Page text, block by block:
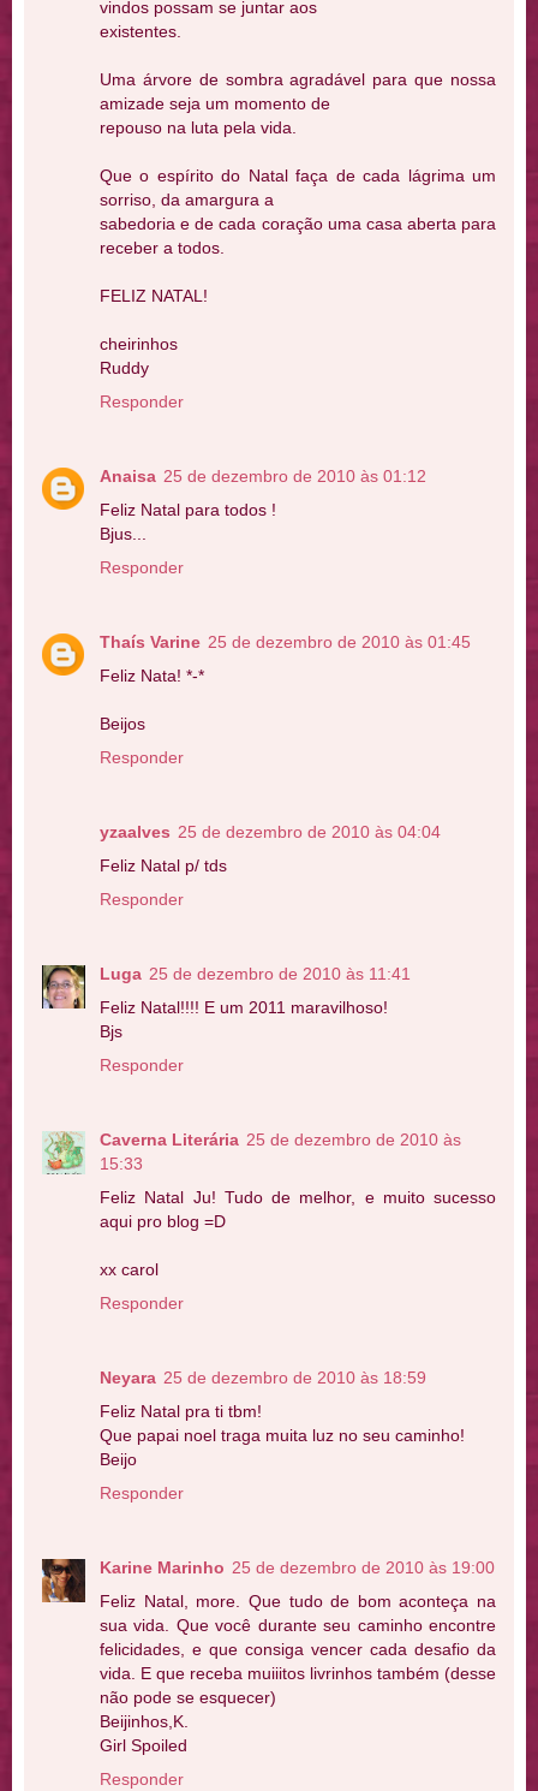
vindos possam se juntar aos
existentes.
Uma árvore de sombra agradável para que nossa
amizade seja um momento de
repouso na luta pela vida.
Que o espírito do Natal faça de cada lágrima um
sorriso, da amargura a
sabedoria e de cada coração uma casa aberta para
receber a todos.
FELIZ NATAL!
cheirinhos
Ruddy
Responder
Anaisa 25 de dezembro de 2010 às 01:12
Feliz Natal para todos !
Bjus...
Responder
Thaís Varine 25 de dezembro de 2010 às 01:45
Feliz Nata! *-*
Beijos
Responder
yzaalves 25 de dezembro de 2010 às 04:04
Feliz Natal p/ tds
Responder
Luga 25 de dezembro de 2010 às 11:41
Feliz Natal!!!! E um 2011 maravilhoso!
Bjs
Responder
Caverna Literária 25 de dezembro de 2010 às
15:33
Feliz Natal Ju! Tudo de melhor, e muito sucesso
aqui pro blog =D
xx carol
Responder
Neyara 25 de dezembro de 2010 às 18:59
Feliz Natal pra ti tbm!
Que papai noel traga muita luz no seu caminho!
Beijo
Responder
Karine Marinho 25 de dezembro de 2010 às 19:00
Feliz Natal, more. Que tudo de bom aconteça na
sua vida. Que você durante seu caminho encontre
felicidades, e que consiga vencer cada desafio da
vida. E que receba muiiitos livrinhos também (desse
não pode se esquecer)
Beijinhos,K.
Girl Spoiled
Responder